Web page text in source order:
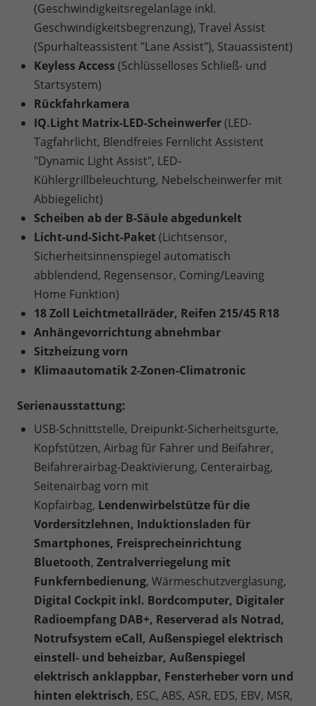
(Geschwindigkeitsregelanlage inkl.
Geschwindigkeitsbegrenzung), Travel Assist
(Spurhalteassistent "Lane Assist"), Stauassistent)
Keyless Access(Schlüsselloses Schließ- und
Startsystem)
Rückfahrkamera
IQ.Light Matrix-LED-Scheinwerfer(LED-
Tagfahrlicht, Blendfreies Fernlicht Assistent
"Dynamic Light Assist", LED-
Kühlergrillbeleuchtung, Nebelscheinwerfer mit
Abbiegelicht)
Scheiben ab der B-Säule abgedunkelt
Licht-und-Sicht-Paket(Lichtsensor,
Sicherheitsinnenspiegel automatisch
abblendend, Regensensor, Coming/Leaving
Home Funktion)
18 Zoll Leichtmetallräder, Reifen 215/45 R18
Anhängevorrichtung abnehmbar
Sitzheizung vorn
Klimaautomatik 2-Zonen-Climatronic
Serienausstattung:
USB-Schnittstelle, Dreipunkt-Sicherheitsgurte,
Kopfstützen, Airbag für Fahrer und Beifahrer,
Beifahrerairbag-Deaktivierung, Centerairbag,
Seitenairbag vorn mit
Kopfairbag, Lendenwirbelstütze für die
Vordersitzlehnen, Induktionsladen für
Smartphones, Freisprecheinrichtung
Bluetooth, Zentralverriegelung mit
Funkfernbedienung, Wärmeschutzverglasung,
Digital Cockpit inkl. Bordcomputer, Digitaler
Radioempfang DAB+, Reserverad als Notrad,
Notrufsystem eCall, Außenspiegel elektrisch
einstell- und beheizbar, Außenspiegel
elektrisch anklappbar, Fensterheber vorn und
hinten elektrisch, ESC, ABS, ASR, EDS, EBV, MSR,